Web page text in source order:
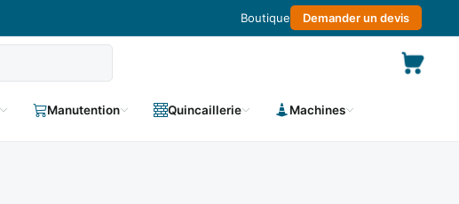
Boutique Demander un devis
Manutention Quincaillerie Machines